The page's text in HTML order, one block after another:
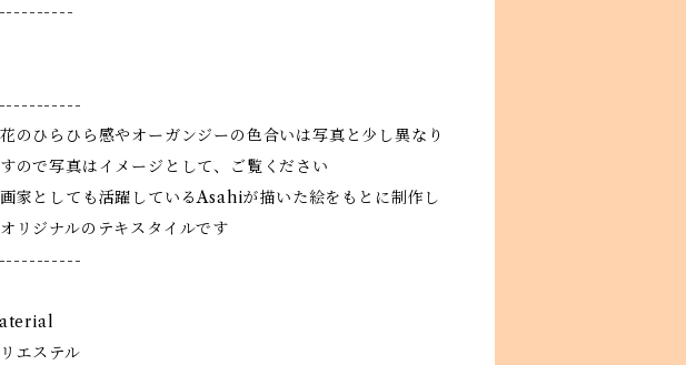
花のひらひら感やオーガンジーの色合いは写真と少し異なり
ので写真はイメージとして、ご覧ください
画家としても活躍しているAsahiが描いた絵をもとに制作し
リジナルのテキスタイルです
エステル